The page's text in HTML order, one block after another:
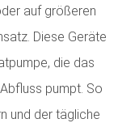
auf größeren
Diese Geräte
die das
pumpt. So
und der tägliche